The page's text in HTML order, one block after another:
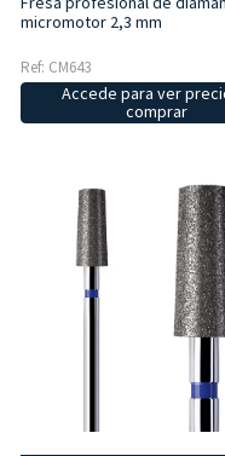
micromotor 2,3 mm
Ref: CM643
Accede para ver
comprar